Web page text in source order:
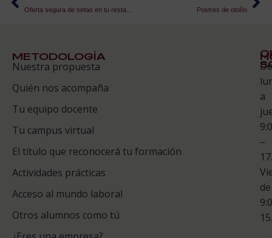
Postres de otoño
METODOLOGÍA
Nuestra propuesta
Quién nos acompaña
Tu equipo docente
Tu campus virtual
El título que reconocerá tu formación
Actividades prácticas
Acceso al mundo laboral
Otros alumnos como tú
Te
De
a
–
de